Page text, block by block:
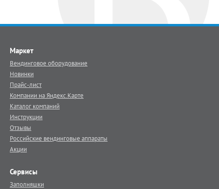
Маркет
Вендинговое оборудование
Новинки
Прайс-лист
Компании на Яндекс.Карте
Каталог компаний
Инструкции
Отзывы
Российские вендинговые аппараты
Акции
Сервисы
Заполняшки